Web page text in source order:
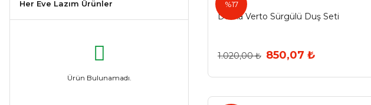
Her Eve Lazım Ürünler
Ürün Bulunamadı.
%17
Duxxa Verto Sürgülü Duş Seti
1.020,00 ₺ 850,07 ₺